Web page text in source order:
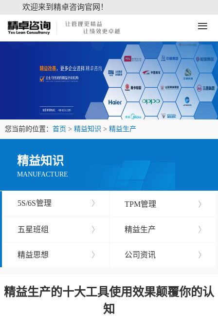
欢迎来到精卓咨询官网！
≡
您当前的位置： 首页 > 精益知识 > 精益生产
精益知识
MANUFACTURE
5S/6S管理 〉 TPM管理 〉
五星班组 〉 精益生产 〉
精益思想 〉 公司资讯 〉
精益生产的十大工具使用效果颠覆你的认
知